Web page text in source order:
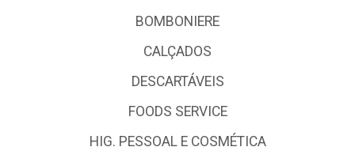
BOMBONIERE
CALÇADOS
DESCARTÁVEIS
FOODS SERVICE
HIG. PESSOAL E COSMÉTICA